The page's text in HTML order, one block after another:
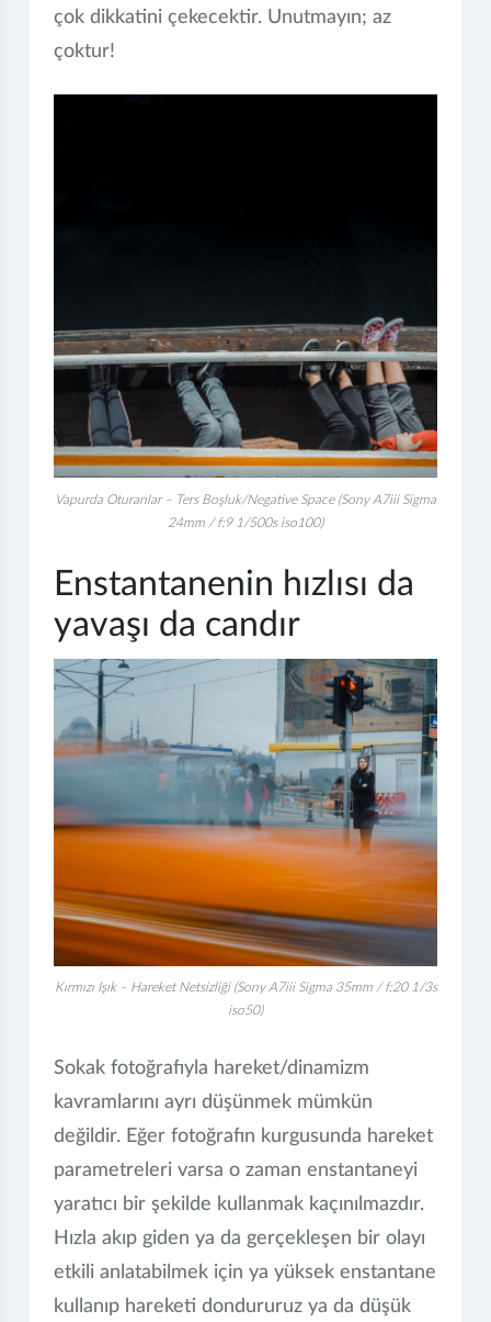
çok dikkatini çekecektir. Unutmayın; az
çoktur!
Vapurda Oturanlar – Ters Boşluk/Negative Space (Sony A7iii Sigma
24mm / f:9 1/500s iso100)
Enstantanenin hızlısı da
yavaşı da candır
Kırmızı Işık – Hareket Netsizliği (Sony A7iii Sigma 35mm / f:20 1/3s
iso50)
Sokak fotoğrafıyla hareket/dinamizm
kavramlarını ayrı düşünmek mümkün
değildir. Eğer fotoğrafın kurgusunda hareket
parametreleri varsa o zaman enstantaneyi
yaratıcı bir şekilde kullanmak kaçınılmazdır.
Hızla akıp giden ya da gerçekleşen bir olayı
etkili anlatabilmek için ya yüksek enstantane
kullanıp hareketi dondururuz ya da düşük